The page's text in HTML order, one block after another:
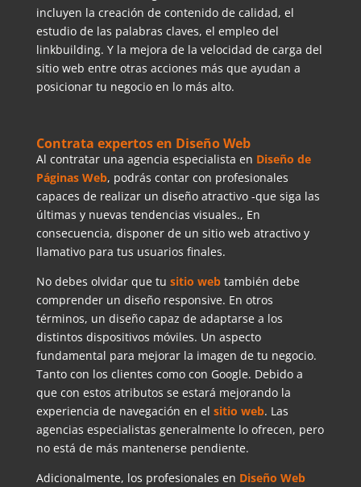
incluyen la creación de contenido de calidad, el
estudio de las palabras claves, el empleo del
linkbuilding. Y la mejora de la velocidad de carga del
sitio web entre otras acciones más que ayudan a
posicionar tu negocio en lo más alto.
Contrata expertos en Diseño Web
Al contratar una agencia especialista en Diseño de
Páginas Web, podrás contar con profesionales
capaces de realizar un diseño atractivo -que siga las
últimas y nuevas tendencias visuales., En
consecuencia, disponer de un sitio web atractivo y
llamativo para tus usuarios finales.
No debes olvidar que tu sitio webtambién debe
comprender un diseño responsive. En otros
términos, un diseño capaz de adaptarse a los
distintos dispositivos móviles. Un aspecto
fundamental para mejorar la imagen de tu negocio.
Tanto con los clientes como con Google. Debido a
que con estos atributos se estará mejorando la
experiencia de navegación en el sitio web. Las
agencias especialistas generalmente lo ofrecen, pero
no está de más mantenerse pendiente.
Adicionalmente, los profesionales en Diseño Web